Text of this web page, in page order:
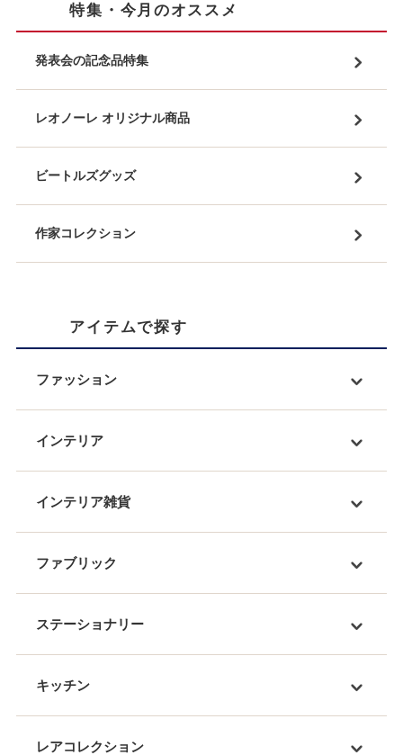
特集・今月のオススメ
発表会の記念品特集
レオノーレ オリジナル商品
ビートルズグッズ
作家コレクション
アイテムで探す
ファッション
インテリア
インテリア雑貨
ファブリック
ステーショナリー
キッチン
レアコレクション